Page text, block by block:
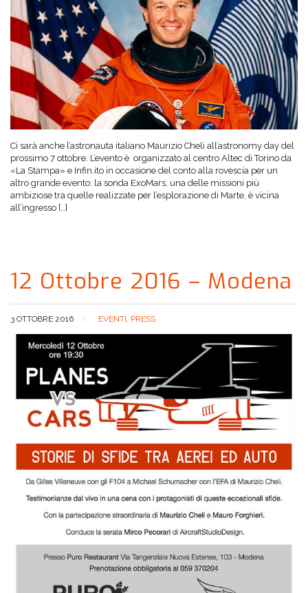
Ci sarà anche l’astronauta italiano Maurizio Cheli all’astronomy day del
prossimo 7 ottobre. L’evento è organizzato al centro Altec di Torino da
«La Stampa» e Infin.ito in occasione del conto alla rovescia per un
altro grande evento: la sonda ExoMars, una delle missioni più
ambiziose tra quelle realizzate per l’esplorazione di Marte, è vicina
all’ingresso […]
12 Ottobre 2016 – Modena
3 OTTOBRE 2016 EVENTI, PRESS